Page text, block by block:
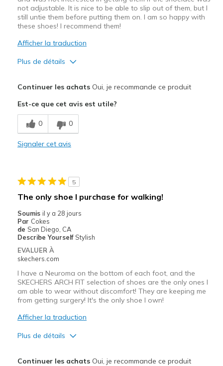
not adjustable. It is nice to be able to slip out of them, but I
still untie them before putting them on. I am so happy with
these shoes! I recommend them!
Afficher la traduction
Plus de détails
Shoes feel roomier all around
Les meilleures utilisations
For work. On my feet a lot at work.
Sizing
Feels true to size
View On Shoes
Shoes are for Wearing
Continuer les achatsOui, je recommande ce produit
Est-ce que cet avis est utile?
0 0
Signaler cet avis
5
The only shoe I purchase for walking!
Soumis il y a 28 jours
Par Cokes
de San Diego, CA
Describe Yourself Stylish
EVALUER À
skechers.com
I have a Neuroma on the bottom of each foot, and the
SKECHERS ARCH FIT selection of shoes are the only ones I
am able to wear without discomfort! They are keeping me
from getting surgery! It's the only shoe I own!
Afficher la traduction
Plus de détails
Continuer les achatsOui, je recommande ce produit